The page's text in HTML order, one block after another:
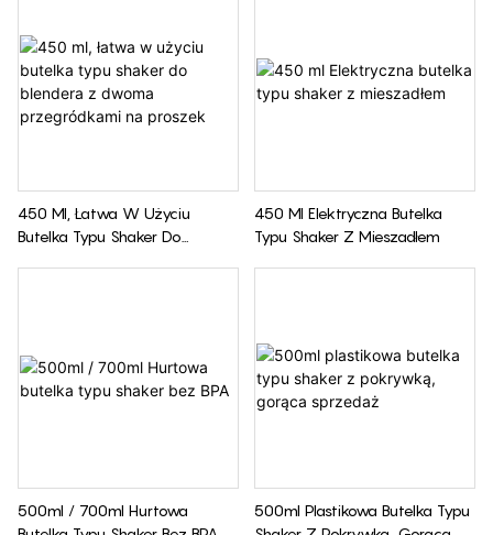
450 Ml, Łatwa W Użyciu
Butelka Typu Shaker Do
450 Ml Elektryczna Butelka
Typu Shaker Z Mieszadłem
500ml / 700ml Hurtowa
500ml Plastikowa Butelka Typu